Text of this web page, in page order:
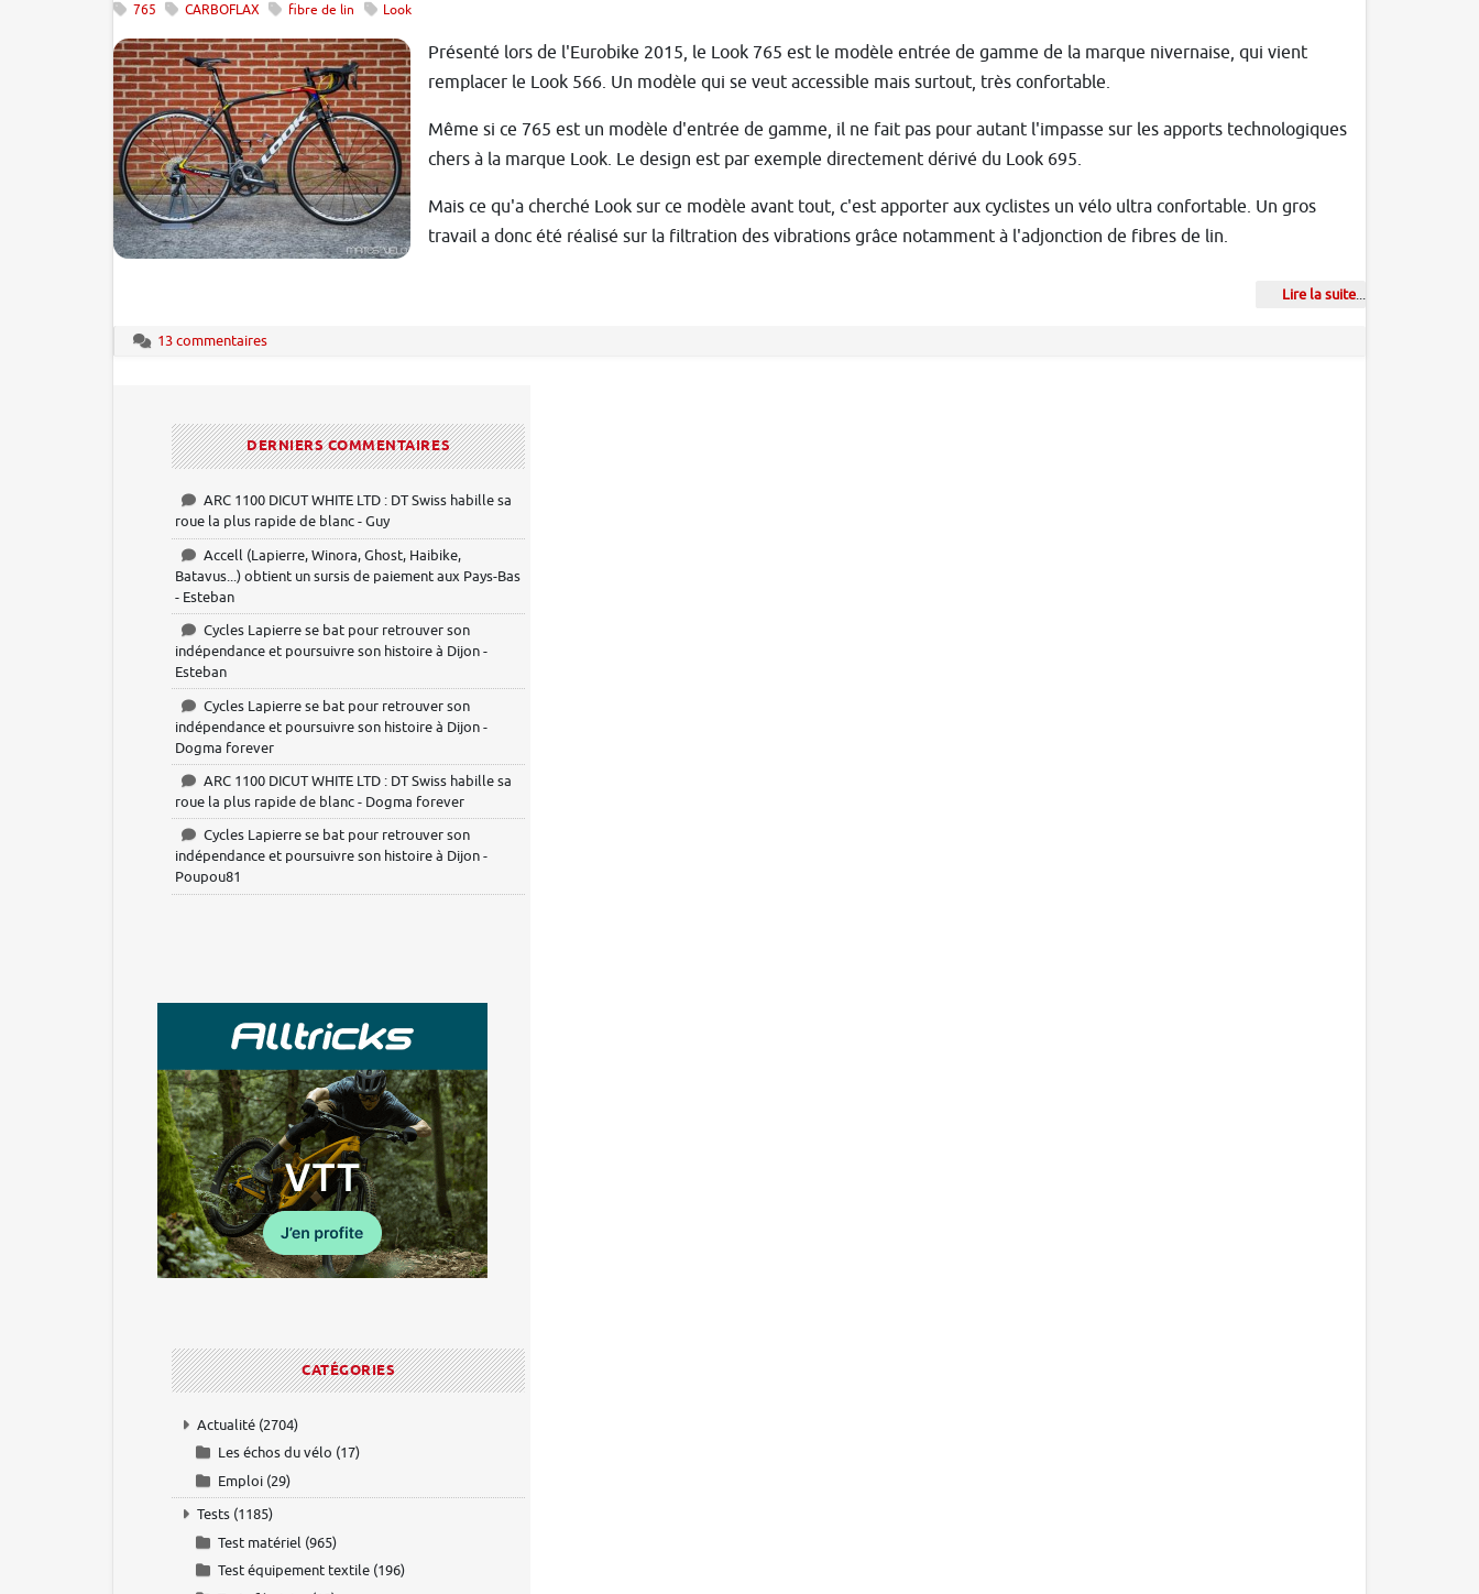
765 CARBOFLAX fibre de lin Look
Présenté lors de l'Eurobike 2015, le Look 765 est le modèle entrée de gamme de la marque nivernaise, qui vient
remplacer le Look 566. Un modèle qui se veut accessible mais surtout, très confortable.
Même si ce 765 est un modèle d'entrée de gamme, il ne fait pas pour autant l'impasse sur les apports technologiques
chers à la marque Look. Le design est par exemple directement dérivé du Look 695.
Mais ce qu'a cherché Look sur ce modèle avant tout, c'est apporter aux cyclistes un vélo ultra confortable. Un gros
travail a donc été réalisé sur la filtration des vibrations grâce notamment à l'adjonction de fibres de lin.
Lire la suite...
13 commentaires
DERNIERS COMMENTAIRES
ARC 1100 DICUT WHITE LTD : DT Swiss habille sa
roue la plus rapide de blanc - Guy
Accell (Lapierre, Winora, Ghost, Haibike,
Batavus...) obtient un sursis de paiement aux Pays-Bas
- Esteban
Cycles Lapierre se bat pour retrouver son
indépendance et poursuivre son histoire à Dijon -
Esteban
Cycles Lapierre se bat pour retrouver son
indépendance et poursuivre son histoire à Dijon -
Dogma forever
ARC 1100 DICUT WHITE LTD : DT Swiss habille sa
roue la plus rapide de blanc - Dogma forever
Cycles Lapierre se bat pour retrouver son
indépendance et poursuivre son histoire à Dijon -
Poupou81
CATÉGORIES
Actualité (2704)
Les échos du vélo (17)
Emploi (29)
Tests (1185)
Test matériel (965)
Test équipement textile (196)